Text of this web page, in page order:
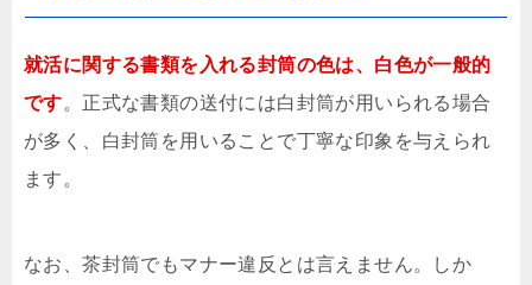
就活に関する書類を入れる封筒の色は、白色が一般的
です。正式な書類の送付には白封筒が用いられる場合
が多く、白封筒を用いることで丁寧な印象を与えられ
ます。
なお、茶封筒でもマナー違反とは言えません。しか